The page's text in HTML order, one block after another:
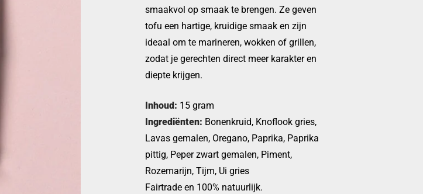
smaakvol op smaak te brengen. Ze geven
tofu een hartige, kruidige smaak en zijn
ideaal om te marineren, wokken of grillen,
zodat je gerechten direct meer karakter en
diepte krijgen.
Inhoud: 15 gram
Ingrediënten: Bonenkruid, Knoflook gries,
Lavas gemalen, Oregano, Paprika, Paprika
pittig, Peper zwart gemalen, Piment,
Rozemarijn, Tijm, Ui gries
Fairtrade en 100% natuurlijk.